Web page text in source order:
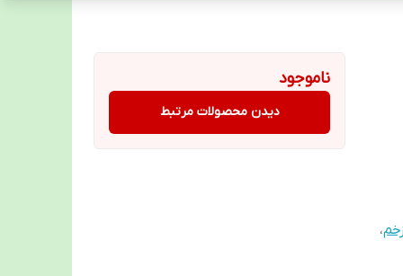
زخم،
ناموجود
دیدن محصولات مرتبط